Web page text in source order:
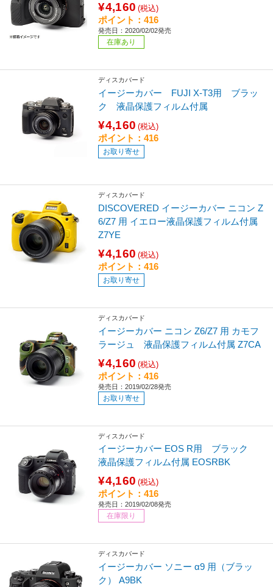
¥4,160 (税込)
ポイント：416
発売日：2020/02/02発売
在庫あり
ディスカバード
イージーカバー FUJI X-T3用 ブラッ
ク 液晶保護フィルム付属
¥4,160 (税込)
ポイント：416
お取り寄せ
ディスカバード
DISCOVERED イージーカバー ニコン Z
6/Z7 用 イエロー液晶保護フィルム付属
Z7YE
¥4,160 (税込)
ポイント：416
お取り寄せ
ディスカバード
イージーカバー ニコン Z6/Z7 用 カモフ
ラージュ 液晶保護フィルム付属 Z7CA
¥4,160 (税込)
ポイント：416
発売日：2019/02/28発売
お取り寄せ
ディスカバード
イージーカバー EOS R用 ブラック
液晶保護フィルム付属 EOSRBK
¥4,160 (税込)
ポイント：416
発売日：2019/02/08発売
在庫限り
ディスカバード
イージーカバー ソニー α9 用（ブラッ
ク） A9BK